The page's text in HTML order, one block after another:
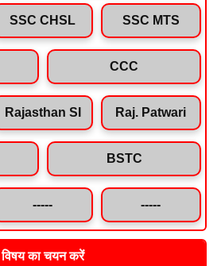
SSC CHSL SSC MTS
CCC
Rajasthan SI Raj. Patwari
BSTC
----- -----
विषय का चयन करें